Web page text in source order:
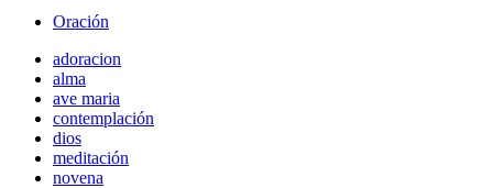
Oración
adoracion
alma
ave maria
contemplación
dios
meditación
novena